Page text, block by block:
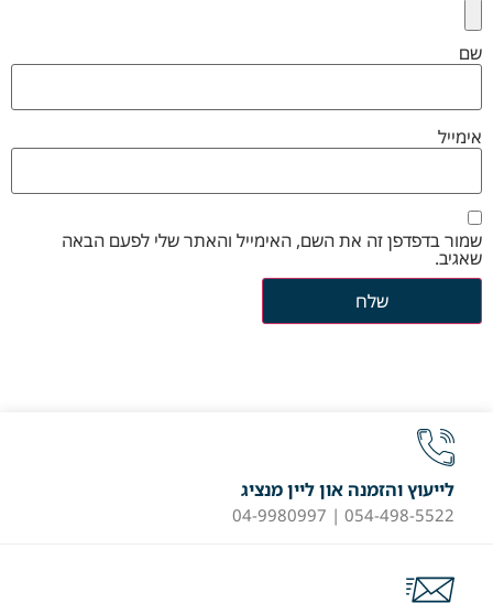
שם
אימייל
שמור בדפדפן זה את השם, האימייל והאתר שלי לפעם הבאה
שאגיב.
לייעוץ והזמנה און ליין מנציג
054-498-5522 | 04-9980997